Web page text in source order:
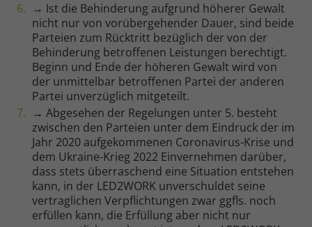
→ Ist die Behinderung aufgrund höherer Gewalt
nicht nur von vorübergehender Dauer, sind beide
Parteien zum Rücktritt bezüglich der von der
Behinderung betroffenen Leistungen berechtigt.
Beginn und Ende der höheren Gewalt wird von
der unmittelbar betroffenen Partei der anderen
Partei unverzüglich mitgeteilt.
→ Abgesehen der Regelungen unter 5. besteht
zwischen den Parteien unter dem Eindruck der im
Jahr 2020 aufgekommenen Coronavirus-Krise und
dem Ukraine-Krieg 2022 Einvernehmen darüber,
dass stets überraschend eine Situation entstehen
kann, in der LED2WORK unverschuldet seine
vertraglichen Verpflichtungen zwar ggfls. noch
erfüllen kann, die Erfüllung aber nicht nur